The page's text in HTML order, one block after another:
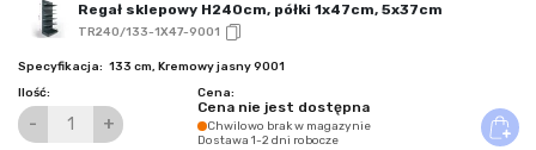
Regał sklepowy H240cm, półki 1x47cm, 5x37cm
TR240/133-1X47-9001
133 cm, Kremowy jasny 9001
- +
Cena nie jest dostępna
Chwilowo brak w magazynie
Dostawa 1-2 dni robocze